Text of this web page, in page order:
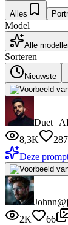
Alles
Model
Alle
Sorteren
Nieuwste
Duet |
8,3K
287
Deze
Johnn
2K
66